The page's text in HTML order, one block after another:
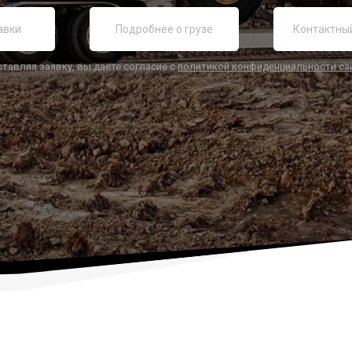
заявку, вы даете согласие сполитикой конфиденциальности